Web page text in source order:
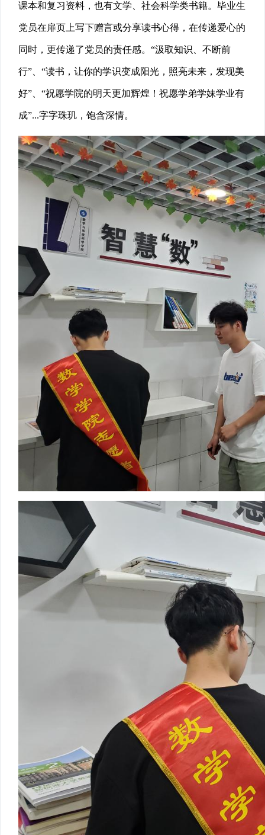
课本和复习资料，也有文学、社会科学类书籍。毕业生
党员在扉页上写下赠言或分享读书心得，在传递爱心的
同时，更传递了党员的责任感。“汲取知识、不断前
行”、“读书，让你的学识变成阳光，照亮未来，发现美
好”、“祝愿学院的明天更加辉煌！祝愿学弟学妹学业有
成”...字字珠玑，饱含深情。